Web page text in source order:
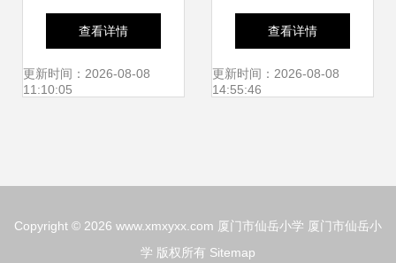
复杂 全国新增49
例，厦门仙岳小学
查看详情
更新时间：2026-08-08
11:10:05
翔业集团新春欢乐
夜厦门主会场玩转
查看详情
更新时间：2026-08-08
14:55:46
Copyright © 2026 www.xmxyxx.com 厦门市仙岳小学 厦门市仙岳小
学 版权所有 Sitemap